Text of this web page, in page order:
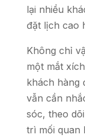
lại nhiều
đặt lịch cao
Không chỉ
một mắt
khách hàng
vẫn cần
sóc, theo
trì mối quan